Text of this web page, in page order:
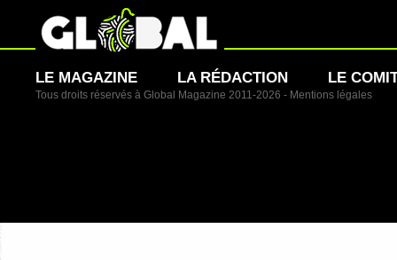
LE MAGAZINE LA RÉDACTION LE
Tous droits réservés à Global Magazine 2011-2026 - Mentions légales